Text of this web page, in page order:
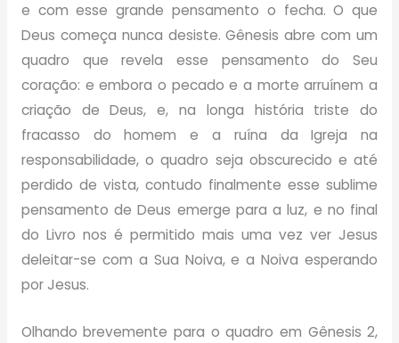
e com esse grande pensamento o fecha. O que
Deus começa nunca desiste. Gênesis abre com um
quadro que revela esse pensamento do Seu
coração: e embora o pecado e a morte arruínem a
criação de Deus, e, na longa história triste do
fracasso do homem e a ruína da Igreja na
responsabilidade, o quadro seja obscurecido e até
perdido de vista, contudo finalmente esse sublime
pensamento de Deus emerge para a luz, e no final
do Livro nos é permitido mais uma vez ver Jesus
deleitar-se com a Sua Noiva, e a Noiva esperando
por Jesus.
Olhando brevemente para o quadro em Gênesis 2,